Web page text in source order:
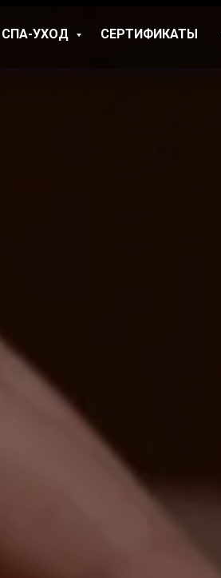
СПА-УХОД СЕРТИФИКАТЫ